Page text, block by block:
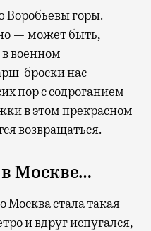
Воробьевы горы.
— может быть,
в военном
броски нас
пор с содроганием
в этом прекрасном
возвращаться.
Москве…
стала такая
и вдруг испугался,